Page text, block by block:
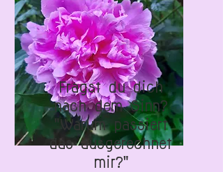
Fragst du dich
nach dem Sinn?
"Warum passiert
das ausgerechnet
mir?"